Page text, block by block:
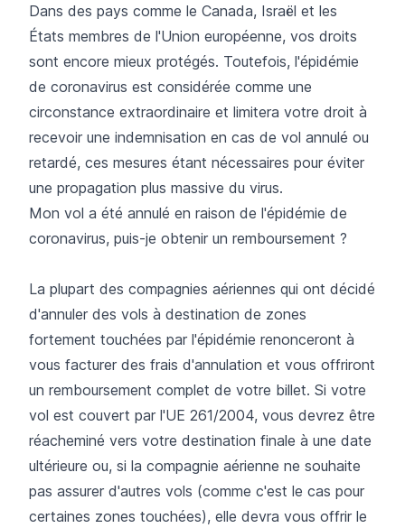
Dans des pays comme le Canada, Israël et les
États membres de l'Union européenne, vos droits
sont encore mieux protégés. Toutefois, l'épidémie
de coronavirus est considérée comme une
circonstance extraordinaire et limitera votre droit à
recevoir une indemnisation en cas de vol annulé ou
retardé, ces mesures étant nécessaires pour éviter
une propagation plus massive du virus.
Mon vol a été annulé en raison de l'épidémie de
coronavirus, puis-je obtenir un remboursement ?
La plupart des compagnies aériennes qui ont décidé
d'annuler des vols à destination de zones
fortement touchées par l'épidémie renonceront à
vous facturer des frais d'annulation et vous offriront
un remboursement complet de votre billet. Si votre
vol est couvert par l'UE 261/2004, vous devrez être
réacheminé vers votre destination finale à une date
ultérieure ou, si la compagnie aérienne ne souhaite
pas assurer d'autres vols (comme c'est le cas pour
certaines zones touchées), elle devra vous offrir le